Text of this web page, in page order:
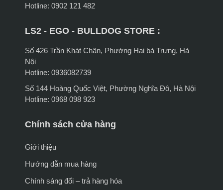
Hotline: 0902 121 482
LS2 - EGO - BULLDOG STORE :
Số 426 Trần Khát Chân, Phường Hai bà Trưng, Hà
Nội
Hotline: 0936082739
Số 144 Hoàng Quốc Việt, Phường Nghĩa Đô, Hà Nội
Hotline: 0968 098 923
Chính sách cửa hàng
Giới thiệu
Hướng dẫn mua hàng
Chính sáng đổi – trả hàng hóa